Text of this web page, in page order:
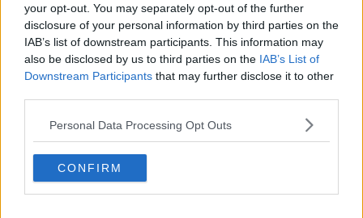
your opt-out. You may separately opt-out of the further
disclosure of your personal information by third parties on the
IAB’s list of downstream participants. This information may
also be disclosed by us to third parties on the IAB’s List of
Downstream Participants that may further disclose it to other
Personal Data Processing Opt Outs
CONFIRM
testimonianze. La maggior parte di queste scuole fu chiusa solo
negli anni settanta. Le ultime scomparvero solo nel 1986. Mi fermo
a parlare con un giovane indiano Dakota che lavora come
volontario al centro di documentazione. Il suo nome indiano
significa “Orso in piedi”. Mi racconta volentieri questa storia
tremenda: «Sentiamo il bisogno di ridiventare indigeni perché
traumi cosi pesanti hanno segnato generazioni e persone che oggi
sono diventati genitori e nonni. Molti dei nostri problemi discendono
in larga parte da quanto avvenne in quelle scuole».
Tito Barbini